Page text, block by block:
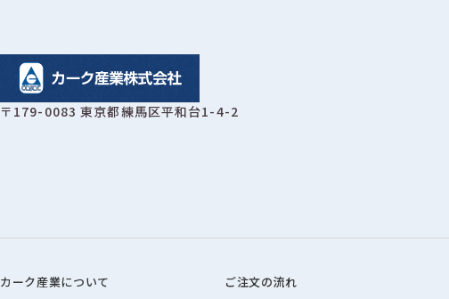
〒179-0083 東京都練馬区平和台1-4-2
カーク産業について ご注文の流れ